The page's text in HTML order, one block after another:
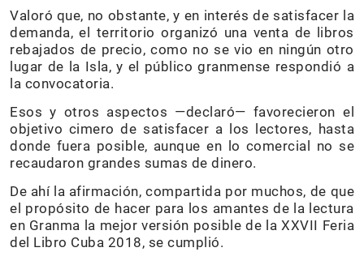
Valoró que, no obstante, y en interés de satisfacer la
demanda, el territorio organizó una venta de libros
rebajados de precio, como no se vio en ningún otro
lugar de la Isla, y el público granmense respondió a
la convocatoria.
Esos y otros aspectos —declaró— favorecieron el
objetivo cimero de satisfacer a los lectores, hasta
donde fuera posible, aunque en lo comercial no se
recaudaron grandes sumas de dinero.
De ahí la afirmación, compartida por muchos, de que
el propósito de hacer para los amantes de la lectura
en Granma la mejor versión posible de la XXVII Feria
del Libro Cuba 2018, se cumplió.